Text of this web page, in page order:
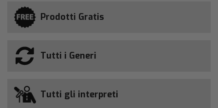
Prodotti Gratis
Tutti i Generi
Tutti gli interpreti